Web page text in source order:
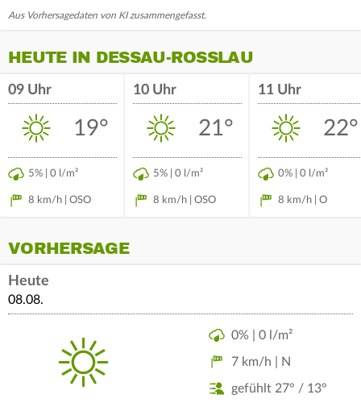
Aus Vorhersagedaten von KI zusammengefasst.
HEUTE IN DESSAU-ROSSLAU
09 Uhr
19°
5% | 0 l/m²
8 km/h | OSO
10 Uhr
21°
5% | 0 l/m²
8 km/h | OSO
11 Uhr
22°
0% | 0 l/m²
8 km/h | O
VORHERSAGE
Heute
08.08.
0% | 0 l/m²
7 km/h | N
gefühlt 27° / 13°